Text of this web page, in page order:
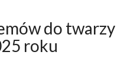
do twarzy
roku